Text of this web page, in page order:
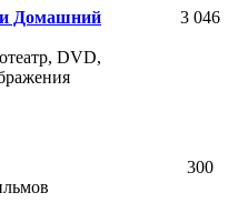
и Домашний
DVD,
3 046
300